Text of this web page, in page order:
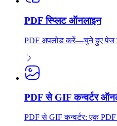
PDF स्प्लिट ऑनलाइन
PDF अपलोड करें—चुने हुए पेज
PDF से GIF कन्वर्टर
PDF से GIF कन्वर्टर: एक